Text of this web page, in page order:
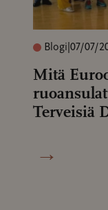
Blogi 07/07/
Mitä
Terveisiä
→